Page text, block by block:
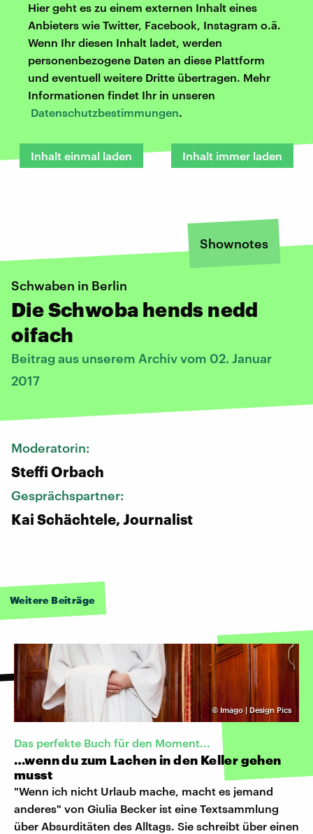
Hier geht es zu einem externen Inhalt eines
Anbieters wie Twitter, Facebook, Instagram o.ä.
Wenn Ihr diesen Inhalt ladet, werden
personenbezogene Daten an diese Plattform
und eventuell weitere Dritte übertragen. Mehr
Informationen findet Ihr in unseren
Datenschutzbestimmungen.
Inhalt einmal laden Inhalt immer laden
Shownotes
Schwaben in Berlin
Die Schwoba hends nedd
oifach
Beitrag aus unserem Archiv vom 02. Januar
2017
Moderatorin:
Steffi Orbach
Gesprächspartner:
Kai Schächtele, Journalist
Weitere Beiträge
© Imago | Design Pics
Das perfekte Buch für den Moment...
…wenn du zum Lachen in den Keller gehen
musst
"Wenn ich nicht Urlaub mache, macht es jemand
anderes" von Giulia Becker ist eine Textsammlung
über Absurditäten des Alltags. Sie schreibt über einen